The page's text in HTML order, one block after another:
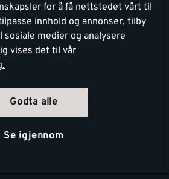
for å få nettstedet vårt til
innhold og annonser, tilby
medier og analysere
vises det til vår
Godta alle
Se igjennom